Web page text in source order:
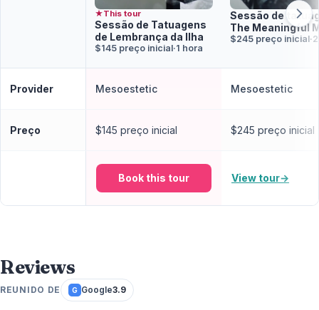
★This tour
Sessão de Tatuagens
de Lembrança da Ilha
$145 preço inicial·1 hora
Sessão de
The Meaningful
$245 preço inicial·
Provider Mesoestetic Mesoestetic
Preço $145 preço inicial $245 preço inicial
Book this tour View tour→
Reviews
REUNIDO DE G Google3.9